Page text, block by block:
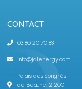
CONTACT
03 80 20 70 83
info@jdlenergy.com
Palais des congrès
de Beaune, 21200